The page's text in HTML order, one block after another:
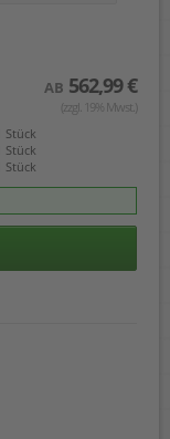
AB 562,99 €
(zzgl. 19% Mwst.)
Stück
Stück
Stück